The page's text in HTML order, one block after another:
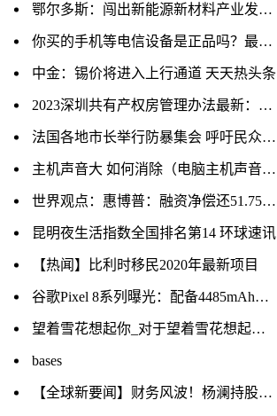
鄂尔多斯：闯出新能源新材料产业发展新路 天天热门
你买的手机等电信设备是正品吗？最新查询攻略来了
中金：锡价将进入上行通道 天天热头条
2023深圳共有产权房管理办法最新：什么时候开始实施？-看热讯
法国各地市长举行防暴集会 呼吁民众举行抗议反对暴力和抢劫 全球短讯
主机声音大 如何消除（电脑主机声音大怎么解决）
世界观点：惠博普：融资净偿还51.75万元，融资余额1.35亿元（07-03）
昆明夜生活指数全国排名第14 环球速讯
【热闻】比利时移民2020年最新项目
谷歌Pixel 8系列曝光：配备4485mAh电池 24W快充_当前简讯
望着雪花想起你_对于望着雪花想起你简单介绍 前沿热点
bases
【全球新要闻】财务风波！杨澜持股公司270万财产被冻结，实控企业超80家